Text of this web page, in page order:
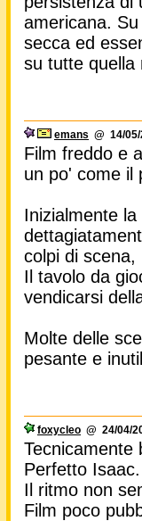
americana.
secca ed
su tutte quella
emans @ 14/
Film freddo e
un po' come il
Inizialmente
colpi di
Il tavolo da
vendicarsi
Molte delle
pesante e
foxycleo @ 24/04/
Tecnicamente
Perfetto Isaac.
Il ritmo non
Film poco